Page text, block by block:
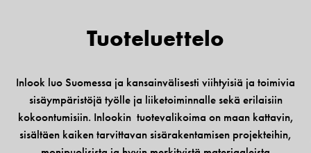
Tuote­luettelo
Inlook luo Suomessa ja kansainvälisesti viihtyisiä ja toimivia
sisäympäristöjä työlle ja liiketoiminnalle sekä erilaisiin
kokoontumisiin. Inlookin tuotevalikoima on maan kattavin,
sisältäen kaiken tarvittavan sisärakentamisen projekteihin,